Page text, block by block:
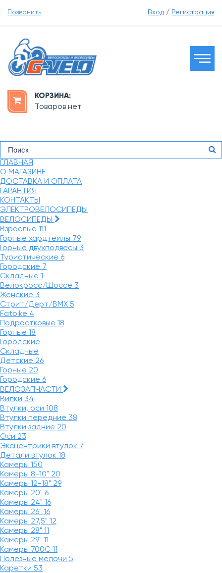
Позвонить Вход / Регистрация
КОРЗИНА:
Товаров нет
ГЛАВНАЯ
О МАГАЗИНЕ
ДОСТАВКА И ОПЛАТА
ГАРАНТИЯ
КОНТАКТЫ
ЭЛЕКТРОВЕЛОСИПЕДЫ
ВЕЛОСИПЕДЫ
Взрослые 111
Горные хардтейлы 79
Горные двухподвесы 3
Туристические 6
Городские 7
Складные 1
Велокросс/Шоссе 3
Женские 3
Стрит/Дерт/BMX 5
Fatbike 4
Подростковые 18
Горные 18
Городские
Складные
Детские 26
Горные 20
Городские 6
ВЕЛОЗАПЧАСТИ
Вилки 34
Втулки, оси 108
Втулки передние 38
Втулки задние 20
Оси 23
Эксцентрики втулок 7
Детали втулок 18
Камеры 150
Камеры 8-10" 20
Камеры 12-18" 29
Камеры 20" 6
Камеры 24" 16
Камеры 26" 16
Камеры 27,5" 12
Камеры 28" 11
Камеры 29" 11
Камеры 700C 11
Полезные мелочи 5
Каретки 53